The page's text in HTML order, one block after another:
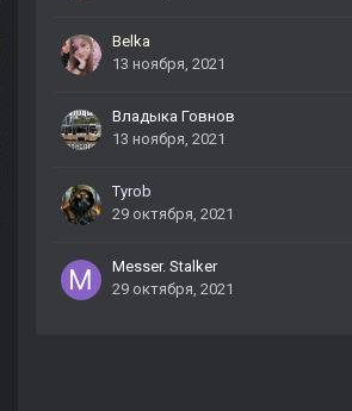
Belka
13 ноября, 2021
Владыка Говнов
13 ноября, 2021
Tyrob
29 октября, 2021
Messer. Stalker
29 октября, 2021